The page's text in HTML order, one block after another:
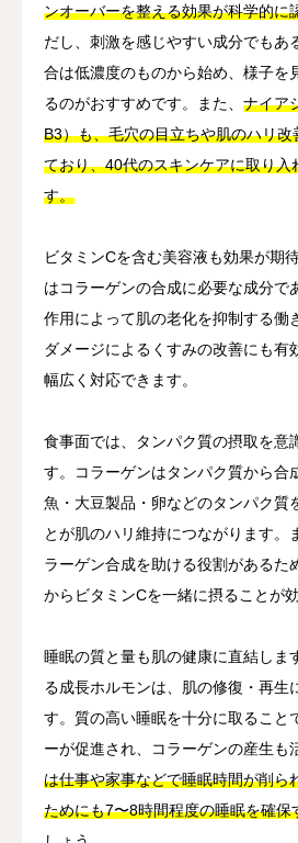
ンオーバーを整える効果が科学的に
だし、刺激を感じやすい成分でもあ
合は低濃度のものから始め、様子を
るのがおすすめです。また、 ナイア
B3）も、毛穴の目立ちや肌のハリ
ており、40代のスキンケアに取り入
す。
ビタミンCを含む美容液も効果が期
はコラーゲンの合成に必要な成分で
作用によって肌の老化を抑制する働
ダメージによるくすみの改善にも有
幅広く対応できます。
食事面では、タンパク質の摂取を意
す。コラーゲンはタンパク質から合
魚・大豆製品・卵などのタンパク質
とが肌のハリ維持につながります。
ラーゲン合成を助ける役割があるた
からビタミンCを一緒に摂ることが効
睡眠の質と量も肌の健康に直結しま
る成長ホルモンは、肌の修復・再生
す。質の高い睡眠を十分に取ること
ーが促進され、コラーゲンの産生も
は仕事や家事などで睡眠時間が削ら
ためにも7〜8時間程度の睡眠を確保